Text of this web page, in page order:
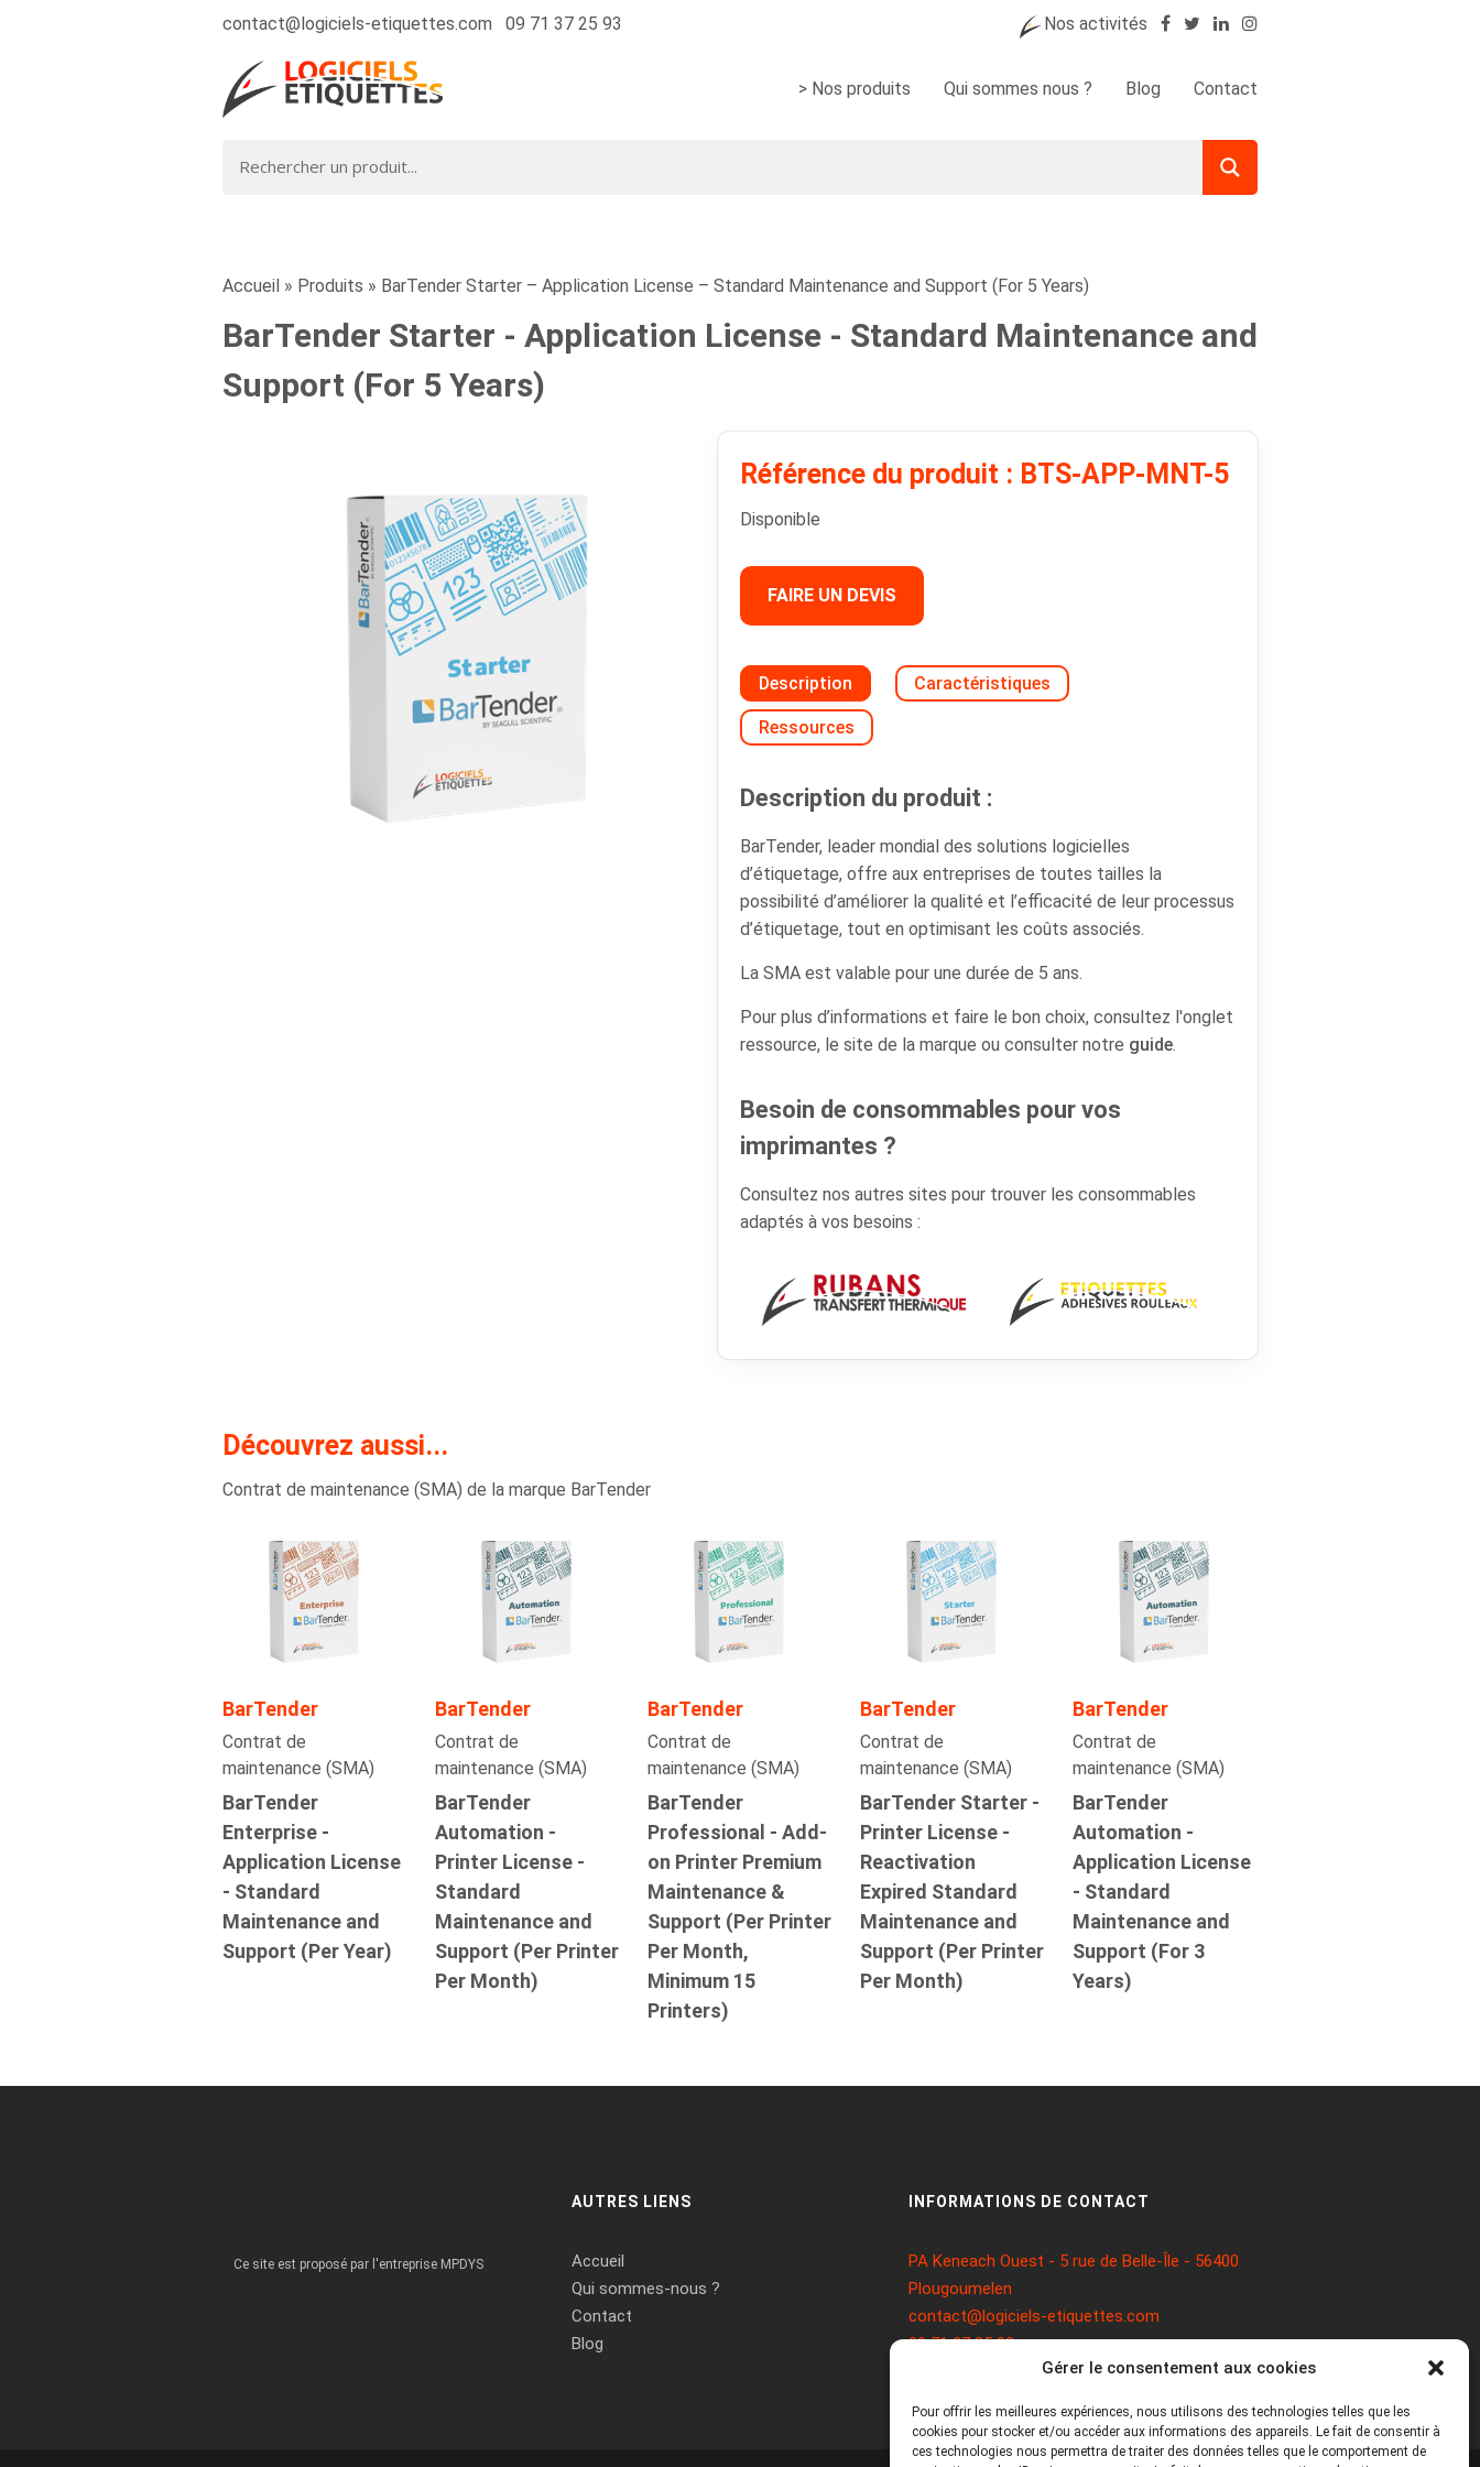
Gérer le consentement aux cookies
Pour offrir les meilleures expériences, nous utilisons des technologies telles que les
cookies pour stocker et/ou accéder aux informations des appareils. Le fait de consentir à
ces technologies nous permettra de traiter des données telles que le comportement de
contact@logiciels-etiquettes.com 09 71 37 25 93 Nos activités
> Nos produits Qui sommes nous ? Blog Contact
Accueil » Produits » BarTender Starter – Application License – Standard Maintenance and Support (For 5 Years)
BarTender Starter - Application License - Standard Maintenance and
Support (For 5 Years)
Référence du produit : BTS-APP-MNT-5
Disponible
FAIRE UN DEVIS
Description Caractéristiques
Ressources
Description du produit :
BarTender, leader mondial des solutions logicielles
d’étiquetage, offre aux entreprises de toutes tailles la
possibilité d’améliorer la qualité et l’efficacité de leur processus
d’étiquetage, tout en optimisant les coûts associés.
La SMA est valable pour une durée de 5 ans.
Pour plus d’informations et faire le bon choix, consultez l'onglet
ressource, le site de la marque ou consulter notre guide.
Besoin de consommables pour vos
imprimantes ?
Consultez nos autres sites pour trouver les consommables
adaptés à vos besoins :
Découvrez aussi...
Contrat de maintenance (SMA) de la marque BarTender
BarTender
Contrat de
maintenance (SMA)
BarTender
Enterprise -
Application License
- Standard
Maintenance and
Support (Per Year)
BarTender
Contrat de
maintenance (SMA)
BarTender
Automation -
Printer License -
Standard
Maintenance and
Support (Per Printer
Per Month)
BarTender
Contrat de
maintenance (SMA)
BarTender
Professional - Add-
on Printer Premium
Maintenance &
Support (Per Printer
Per Month,
Minimum 15
Printers)
BarTender
Contrat de
maintenance (SMA)
BarTender Starter -
Printer License -
Reactivation
Expired Standard
Maintenance and
Support (Per Printer
Per Month)
BarTender
Contrat de
maintenance (SMA)
BarTender
Automation -
Application License
- Standard
Maintenance and
Support (For 3
Years)
Ce site est proposé par l'entreprise MPDYS
AUTRES LIENS
Accueil
Qui sommes-nous ?
Contact
Blog
INFORMATIONS DE CONTACT
PA Keneach Ouest - 5 rue de Belle-Île - 56400
Plougoumelen
contact@logiciels-etiquettes.com
09 71 37 25 93